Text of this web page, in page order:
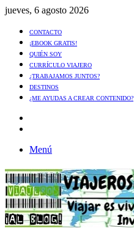
jueves, 6 agosto 2026
CONTACTO
¡EBOOK GRATIS!
QUIÉN SOY
CURRÍCULO VIAJERO
¿TRABAJAMOS JUNTOS?
DESTINOS
¿ME AYUDAS A CREAR CONTENIDO?
Menú